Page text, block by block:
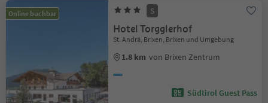
Online buchbar S
Hotel Torgglerhof
St. Andrä, Brixen, Brixen und Umgebung
1.8 km von Brixen Zentrum
Südtirol Guest Pass